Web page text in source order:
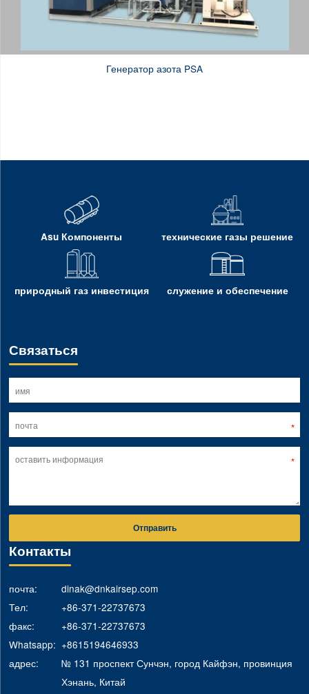
Генератор азота PSA
Asu Компоненты технические газы решение
природный газ инвестиция служение и обеспечение
Связаться
Отправить
Контакты
почта:
dinak@dnkairsep.com
Тел:
+86-371-22737673
факс:
+86-371-22737673
Whatsapp: +8615194646933
адрес:
№ 131 проспект Сунчэн, город Кайфэн, провинция
Хэнань, Китай